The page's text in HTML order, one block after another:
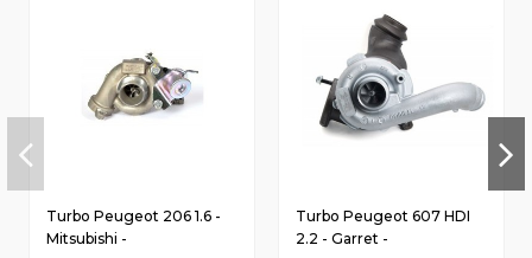
Turbo Peugeot 206 1.6 -
Mitsubishi -
Turbo Peugeot 607 HDI
2.2 - Garret -